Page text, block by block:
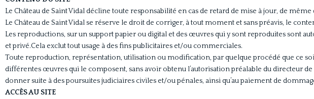
Le Château de Saint Vidal décline toute responsabilité en cas de retard de mise à jour, de
Le Château de Saint Vidal se réserve le droit de corriger, à tout moment et sans préavis, le
Les reproductions, sur un support papier ou digital et des œuvres qui y sont reproduites sont
et privé.Cela exclut tout usage à des fins publicitaires et/ou commerciales.
Toute reproduction, représentation, utilisation ou modification, par quelque procédé que ce
différentes œuvres qui le composent, sans avoir obtenu l’autorisation préalable du directeur
donner suite à des poursuites judiciaires civiles et/ou pénales, ainsi qu’au paiement de
ACCÈS AU SITE